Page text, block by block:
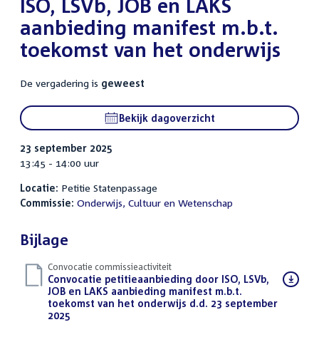
ISO, LSVb, JOB en LAKS
aanbieding manifest m.b.t.
toekomst van het onderwijs
De vergadering is geweest
Bekijk dagoverzicht
23 september 2025
13:45 - 14:00 uur
Locatie: Petitie Statenpassage
Commissie: Onderwijs, Cultuur en Wetenschap
Bijlage
Convocatie commissieactiviteit
Download
bestand:
Convocatie petitieaanbieding door ISO, LSVb,
JOB en LAKS aanbieding manifest m.b.t.
toekomst van het onderwijs d.d. 23 september
2025